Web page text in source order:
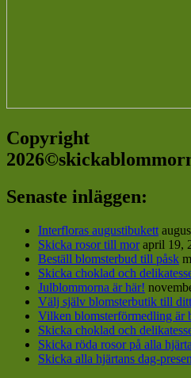
Copyright
Senaste inläggen:
Interfloras augustibukett
Skicka rosor till mor april 19,
Beställ blomsterbud till påsk
Skicka choklad och
Julblommorna är här!
Välj själv blomsterbutik till
Vilken blomsterförmedling är
Skicka choklad och
Skicka röda rosor på alla
Skicka alla hjärtans dag-